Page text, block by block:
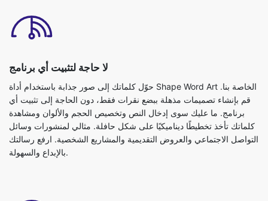
لا حاجة لتثبيت أي برنامج
حوّل كلماتك إلى صور جذابة باستخدام أداة Shape Word Art الخاصة بنا.
قم بإنشاء تصميمات مذهلة ببضع نقرات فقط، دون الحاجة إلى تثبيت أي
برنامج. ما عليك سوى إدخال النص وتخصيص الحجم والألوان ومشاهدة
كلماتك تأخذ تخطيطًا ديناميكيًا على شكل حافلة. مثالي لمنشورات وسائل
التواصل الاجتماعي والعروض التقديمية والمشاريع الشخصية. ارفع رسالتك
بالإبداع والسهولة.